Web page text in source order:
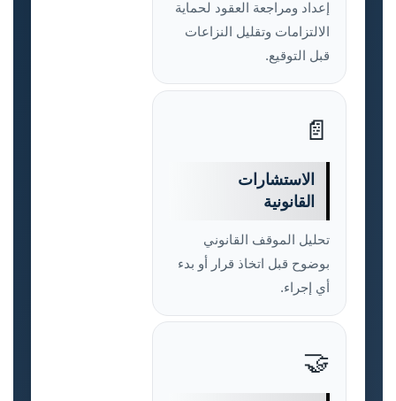
إعداد ومراجعة العقود لحماية
الالتزامات وتقليل النزاعات
قبل التوقيع.
📄
الاستشارات
القانونية
تحليل الموقف القانوني
بوضوح قبل اتخاذ قرار أو بدء
أي إجراء.
🤝